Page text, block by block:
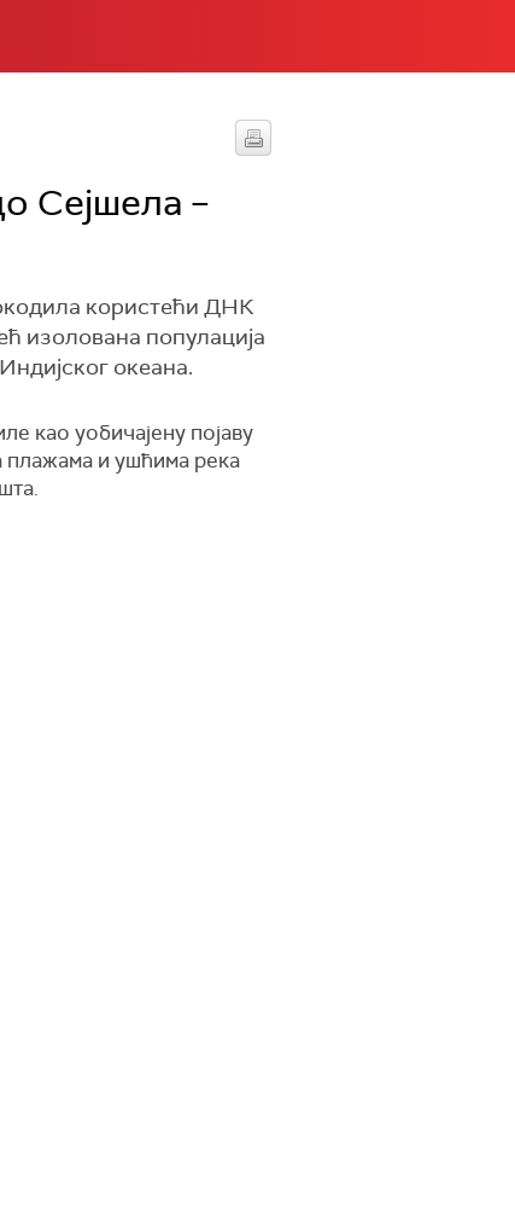
Сејшела –
користећи ДНК
изолована популација
океана.
као уобичајену појаву
плажама и ушћима река